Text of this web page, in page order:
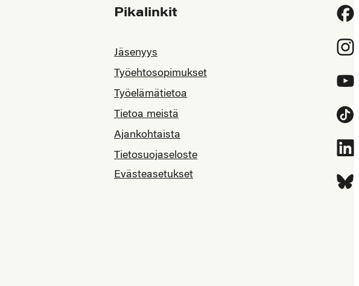
Pikalinkit
Jäsenyys
Työehtosopimukset
Työelämätietoa
Tietoa meistä
Ajankohtaista
Tietosuojaseloste
Evästeasetukset